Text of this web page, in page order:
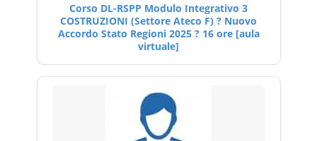
Corso DL-RSPP Modulo Integrativo 3
COSTRUZIONI (Settore Ateco F) ? Nuovo
Accordo Stato Regioni 2025 ? 16 ore [aula
virtuale]